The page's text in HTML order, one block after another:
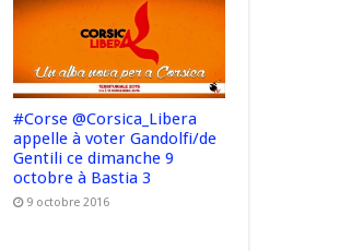
#Corse @Corsica_Libera
appelle à voter Gandolfi/de
Gentili ce dimanche 9
octobre à Bastia 3
9 octobre 2016